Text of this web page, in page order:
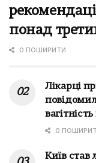
понад
0 ПОШИРИТИ
Лікарці
0
Київ став